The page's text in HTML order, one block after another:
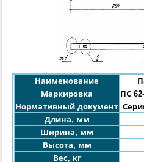
Наименование
Маркировка
ПС
Нормативный документ
Длина, мм
Ширина, мм
Высота, мм
Вес, кг